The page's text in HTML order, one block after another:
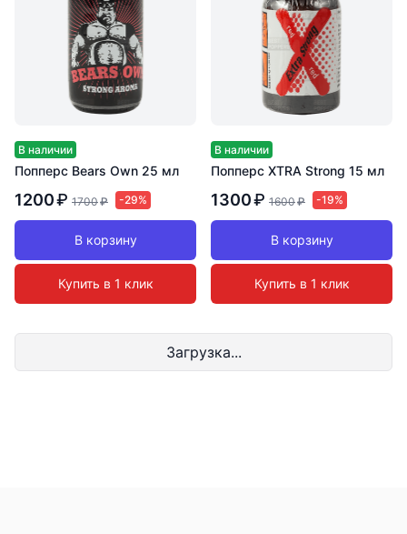
В наличии
Попперс Bears Own 25 мл
1200₽ 1700₽ -29%
В корзину
Купить в 1 клик
В наличии
Попперс XTRA Strong 15 мл
1300₽ 1600₽ -19%
В корзину
Купить в 1 клик
Загрузка...